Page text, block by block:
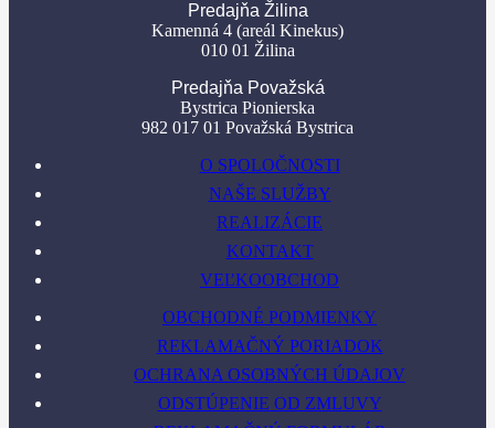
Predajňa Žilina
Kamenná 4 (areál Kinekus)
010 01 Žilina
Predajňa Považská
Bystrica Pionierska
982 017 01 Považská Bystrica
O SPOLOČNOSTI
NAŠE SLUŽBY
REALIZÁCIE
KONTAKT
VEĽKOOBCHOD
OBCHODNÉ PODMIENKY
REKLAMAČNÝ PORIADOK
OCHRANA OSOBNÝCH ÚDAJOV
ODSTÚPENIE OD ZMLUVY